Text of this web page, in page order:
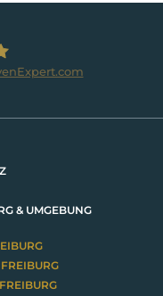
& UMGEBUNG